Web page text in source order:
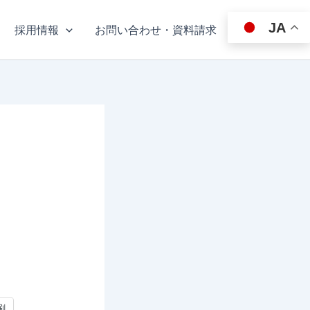
採用情報 お問い合わせ・資料請求 JA